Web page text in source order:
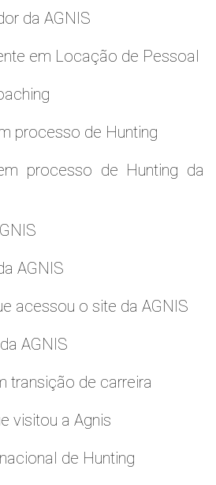
da AGNIS
em Locação de Pessoal
processo de Hunting
processo de Hunting da
AGNIS
acessou o site da AGNIS
AGNIS
transição de carreira
visitou a Agnis
de Hunting